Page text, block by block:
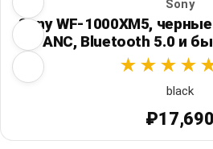
Sony
Sony WF-1000XM5,
с ANC, Bluetooth 5.0 и
black
₽17,690